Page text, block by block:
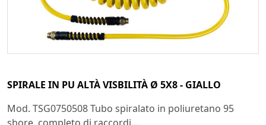
SPIRALE IN PU ALTÀ VISBILITÀ Ø 5X8 - GIALLO
Mod. TSG0750508 Tubo spiralato in poliuretano 95